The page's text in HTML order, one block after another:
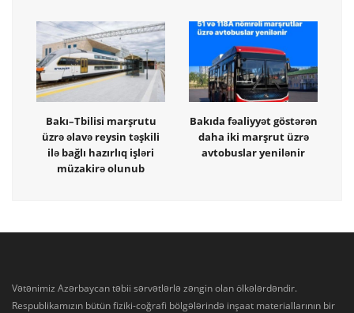
Bakı–Tbilisi marşrutu
üzrə əlavə reysin təşkili
ilə bağlı hazırlıq işləri
müzakirə olunub
Bakıda fəaliyyət göstərən
daha iki marşrut üzrə
avtobuslar yenilənir
Vətənimiz Azərbaycan təbii sərvətlərlə zəngin olan ölkələrdəndir.
Respublikamızın bütün fiziki-coğrafi bölgələrində inşaat materiallarının bir